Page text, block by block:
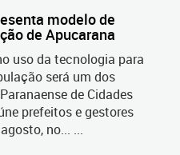
modelo de
de Apucarana
uso da tecnologia para
será um dos
de Cidades
prefeitos e gestores
no... ...